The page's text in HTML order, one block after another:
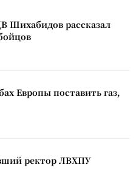
Шихабидов рассказал
Европы поставить газ,
ректор ЛВХПУ